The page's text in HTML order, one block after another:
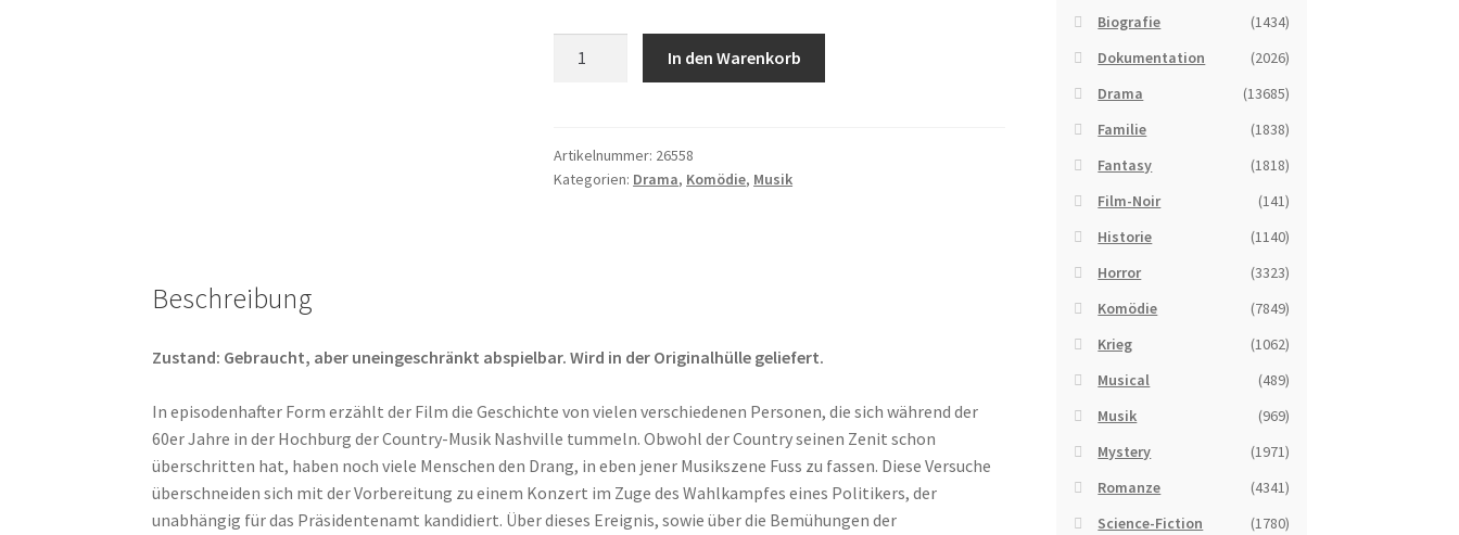
In den Warenkorb
Artikelnummer: 26558
Kategorien: Drama, Komödie, Musik
Beschreibung
Zustand: Gebraucht, aber uneingeschränkt abspielbar. Wird in der Originalhülle geliefert.
In episodenhafter Form erzählt der Film die Geschichte von vielen verschiedenen Personen, die sich während der
60er Jahre in der Hochburg der Country-Musik Nashville tummeln. Obwohl der Country seinen Zenit schon
überschritten hat, haben noch viele Menschen den Drang, in eben jener Musikszene Fuss zu fassen. Diese Versuche
überschneiden sich mit der Vorbereitung zu einem Konzert im Zuge des Wahlkampfes eines Politikers, der
unabhängig für das Präsidentenamt kandidiert. Über dieses Ereignis, sowie über die Bemühungen der
Biografie
(1434)
Dokumentation
(2026)
Drama
(13685)
Familie
(1838)
Fantasy
(1818)
Film-Noir
(141)
Historie
(1140)
Horror
(3323)
Komödie
(7849)
Krieg
(1062)
Musical
(489)
Musik
(969)
Mystery
(1971)
Romanze
(4341)
Science-Fiction
(1780)